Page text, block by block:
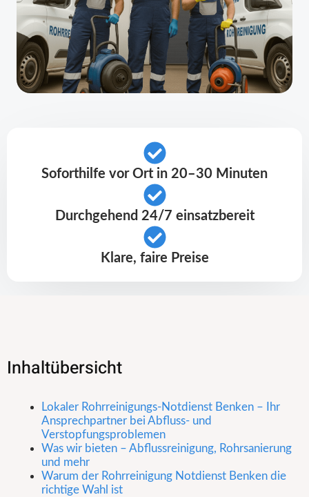
Soforthilfe vor Ort in 20–30 Minuten
Durchgehend 24/7 einsatzbereit
Klare, faire Preise
Inhaltübersicht
Lokaler Rohrreinigungs-Notdienst Benken – Ihr
Ansprechpartner bei Abfluss- und
Verstopfungsproblemen
Was wir bieten – Abflussreinigung, Rohrsanierung
und mehr
Warum der Rohrreinigung Notdienst Benken die
richtige Wahl ist